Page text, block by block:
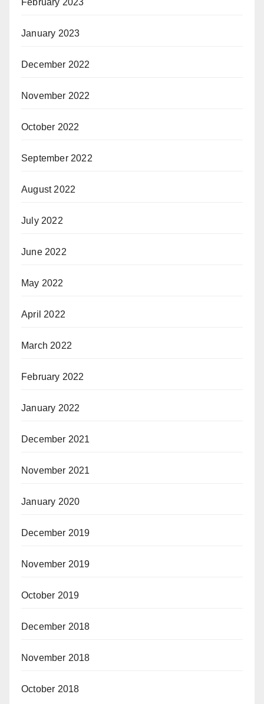
February 2023
January 2023
December 2022
November 2022
October 2022
September 2022
August 2022
July 2022
June 2022
May 2022
April 2022
March 2022
February 2022
January 2022
December 2021
November 2021
January 2020
December 2019
November 2019
October 2019
December 2018
November 2018
October 2018